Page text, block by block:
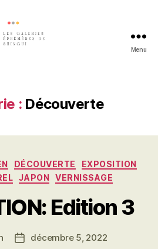
de
Shingui
Menu
: Découverte
Catégories
DÉCOUVERTE
EXPOSITION
JAPON VERNISSAGE
Edition 3
Datedécembre 5, 2022